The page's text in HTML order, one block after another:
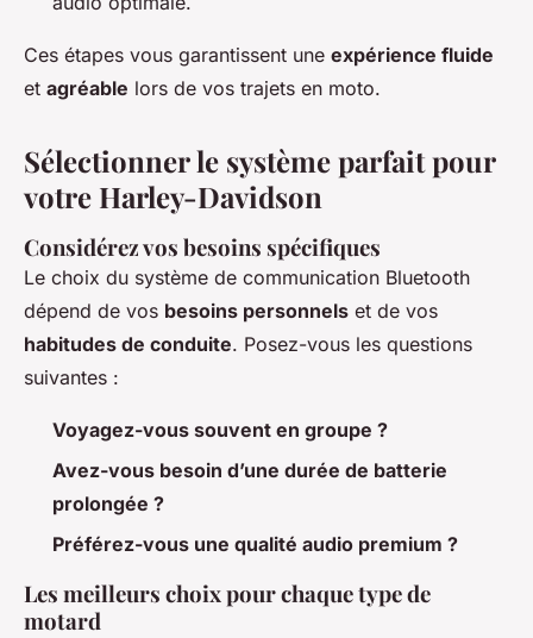
Ces étapes vous garantissent une expérience fluide
et agréable lors de vos trajets en moto.
Sélectionner le système parfait pour
votre Harley-Davidson
Considérez vos besoins spécifiques
Le choix du système de communication Bluetooth
dépend de vos besoins personnels et de vos
habitudes de conduite. Posez-vous les questions
suivantes :
Voyagez-vous souvent en groupe ?
Avez-vous besoin d’une durée de batterie
prolongée ?
Préférez-vous une qualité audio premium ?
Les meilleurs choix pour chaque type de
motard